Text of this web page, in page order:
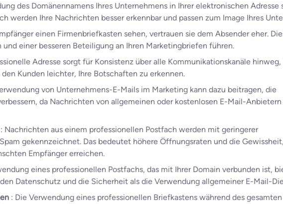
des Domänennamens Ihres Unternehmens in Ihrer elektronischen Adresse
werden Ihre Nachrichten besser erkennbar und passen zum Image Ihres
einen Firmenbriefkasten sehen, vertrauen sie dem Absender eher.
einer besseren Beteiligung an Ihren Marketingbriefen führen.
Adresse sorgt für Konsi͏stenz über alle Kommunikationskanäle
Kunden leichter, Ihre Botschaften zu erkennen.
von Unternehmens-E-Mails im Marketing kann dazu beitragen, die
da Nachrichten von allgemeinen oder kostenlosen E-Mail-Anbietern
: Nachrichten aus einem professionellen Postfach werden mit geringerer
gekennzeichnet. Das bedeutet höhere Öffnungsraten und die
Empfänger erreichen.
eines professionellen Postfachs, das mit Ihrer Domain verbunden ist,
Datenschutz und die Sicherheit als die Verwendung allgemeiner E-Mail-
: Die Verwendung eines professionellen Briefkastens während des gesamten